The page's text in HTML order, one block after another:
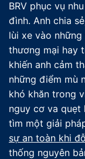
BRV phục vụ
đình. Anh chia
lùi xe vào
thương mại hay
khiến anh cảm
những điểm mù
khó khăn trong
nguy cơ va quẹt
tìm một giải
sự an toàn khi
thống nguyên